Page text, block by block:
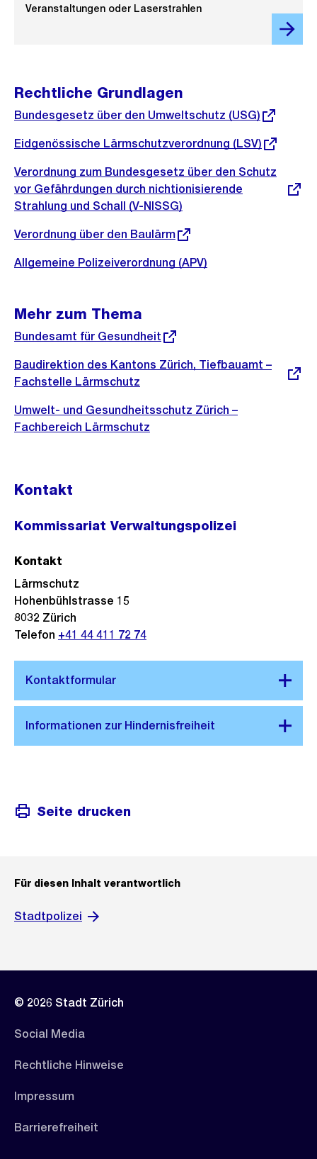
Veranstaltungen oder Laserstrahlen
Rechtliche Grundlagen
Externer
Bundesgesetz über den Umweltschutz (USG)
Externer
Eidgenössische Lärmschutzverordnung (LSV)
Externer
Link:
Verordnung zum Bundesgesetz über den Schutz
vor Gefährdungen durch nichtionisierende
Strahlung und Schall (V-NISSG)
Externer
Verordnung über den Baulärm
Allgemeine Polizeiverordnung (APV)
Mehr zum Thema
Externer
Bundesamt für Gesundheit
Externer
Link:
Baudirektion des Kantons Zürich, Tiefbauamt –
Fachstelle Lärmschutz
Umwelt- und Gesundheitsschutz Zürich –
Fachbereich Lärmschutz
Kontakt
Kommissariat Verwaltungspolizei
Kontakt
Lärmschutz
Hohenbühlstrasse 15
8032 Zürich
Telefon +41 44 411 72 74
Seite drucken
Für diesen Inhalt verantwortlich
Stadtpolizei
© 2026 Stadt Zürich
Social Media
Rechtliche Hinweise
Impressum
Barrierefreiheit